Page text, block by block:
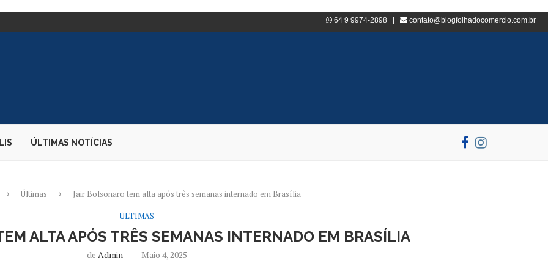
DE CARGAS;... 64 9 9974-2898 | contato@blogfolhadocomercio.com.br
ÚLTIMAS NOTÍCIAS
Últimas
Jair Bolsonaro tem alta após três semanas internado em Brasília
ÚLTIMAS
ALTA APÓS TRÊS SEMANAS INTERNADO EM BRASÍLIA
de Admin Maio 4, 2025